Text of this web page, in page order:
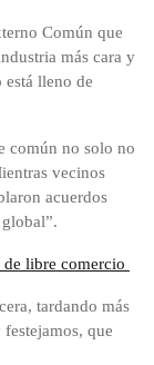
Común que
más cara y
lleno de
común no solo no
vecinos
acuerdos
libre comercio
tardando más
que